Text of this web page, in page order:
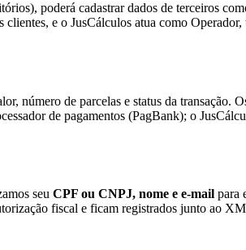
poderá cadastrar dados de terceiros
e o JusCálculos atua como
número de parcelas e status da transação.
de pagamentos (PagBank); o
seu CPF ou CNPJ, nome e e-mail para
fiscal e ficam registrados junto ao